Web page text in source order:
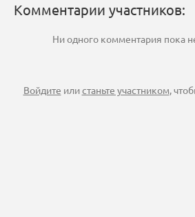
Комментарии участников:
Ни одного комментария пока
Войдите илистаньте участником,